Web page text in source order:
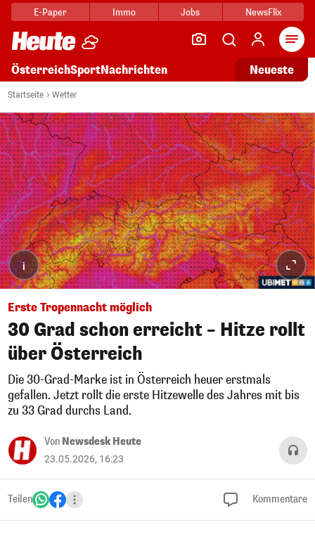
E-Paper Immo Jobs NewsFlix
ÖsterreichSportNachrichten Neueste
Startseite Wetter
i
Erste Tropennacht möglich
30 Grad schon erreicht – Hitze rollt
über Österreich
Die 30-Grad-Marke ist in Österreich heuer erstmals
gefallen. Jetzt rollt die erste Hitzewelle des Jahres mit bis
zu 33 Grad durchs Land.
Von Newsdesk Heute
23.05.2026, 16:23
Teilen Kommentare